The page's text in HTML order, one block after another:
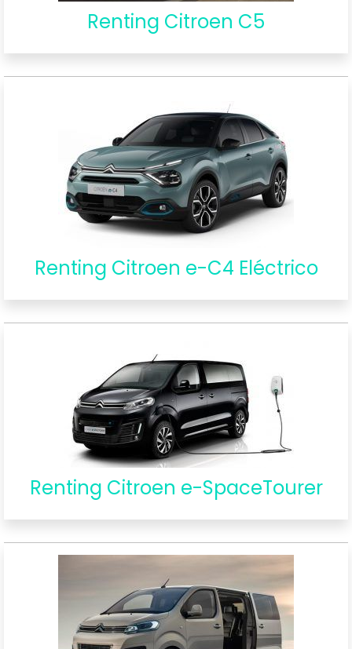
Renting Citroen C5
Renting Citroen e-C4 Eléctrico
Renting Citroen e-SpaceTourer